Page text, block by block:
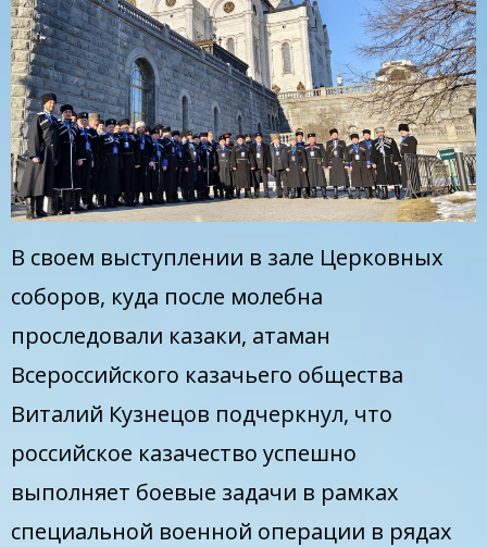
В своем выступлении в зале Церковных
соборов, куда после молебна
проследовали казаки, атаман
Всероссийского казачьего общества
Виталий Кузнецов подчеркнул, что
российское казачество успешно
выполняет боевые задачи в рамках
специальной военной операции в рядах